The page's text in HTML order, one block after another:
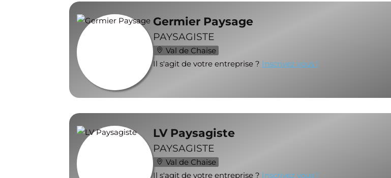
Germier Paysage
PAYSAGISTE
Val de Chaise
Il s'agit de votre entreprise ? Inscrivez vous !
LV Paysagiste
PAYSAGISTE
Val de Chaise
Il s'agit de votre entreprise ? Inscrivez vous !